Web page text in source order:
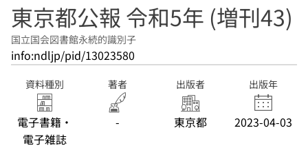
東京都公報 令和5年 (増刊43)
国立国会図書館永続的識別子
info:ndljp/pid/13023580
資料種別
電子書籍・
電子雑誌
著者
-
出版者
東京都
出版年
2023-04-03